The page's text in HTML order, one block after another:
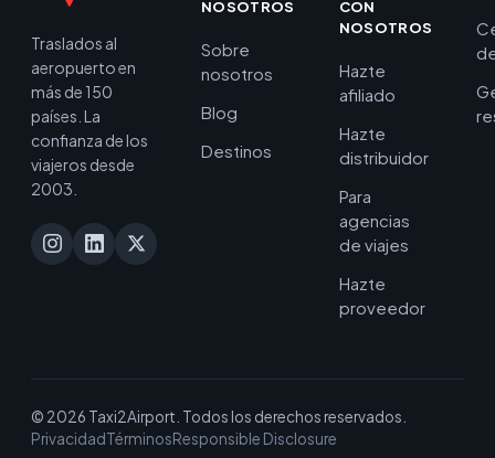
Traslados al
aeropuerto en
más de 150
países. La
confianza de los
viajeros desde
2003.
NOSOTROS
Sobre
nosotros
Blog
Destinos
CON
NOSOTROS
Hazte
afiliado
Hazte
distribuidor
Para
agencias
de viajes
Hazte
proveedor
© 2026 Taxi2Airport. Todos los derechos reservados.
PrivacidadTérminosResponsible Disclosure